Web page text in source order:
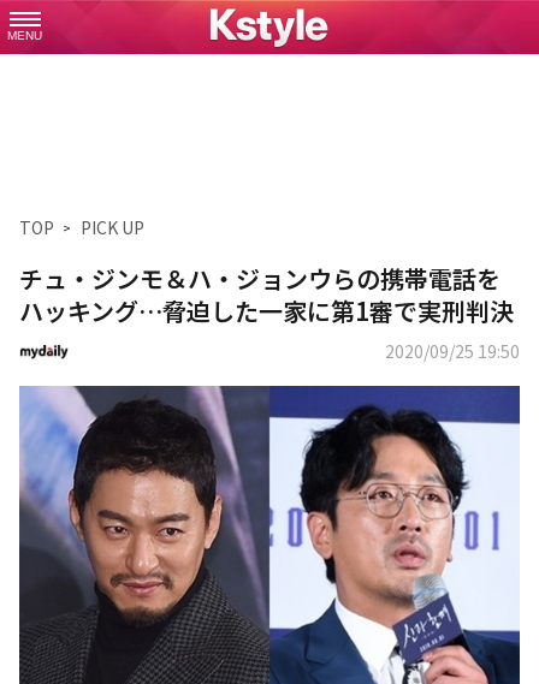
MENU
TOP PICK UP
チュ・ジンモ＆ハ・ジョンウらの携帯電話を
ハッキング…脅迫した一家に第1審で実刑判決
2020/09/25 19:50